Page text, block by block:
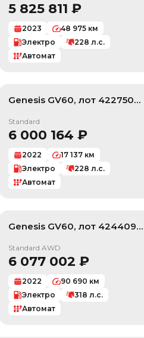
5 825 811 ₽
2023 48 975км
Электро
228 л.с.
Автомат
Genesis GV60, лот 42275089/ 10
Standard
6 000 164 ₽
2022 17 137км
Электро
228 л.с.
Автомат
Genesis GV60, лот 42440981/ 10
Standard AWD
6 077 002 ₽
2022 90 690 км
Электро
318 л.с.
Автомат